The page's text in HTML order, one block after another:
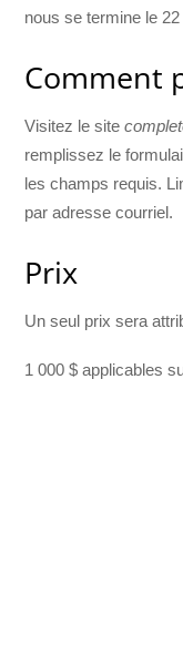
nous se termine le
Comment
Visitez le site
remplissez le
les champs requis.
par adresse courriel.
Prix
Un seul prix sera
1 000 $ applicables